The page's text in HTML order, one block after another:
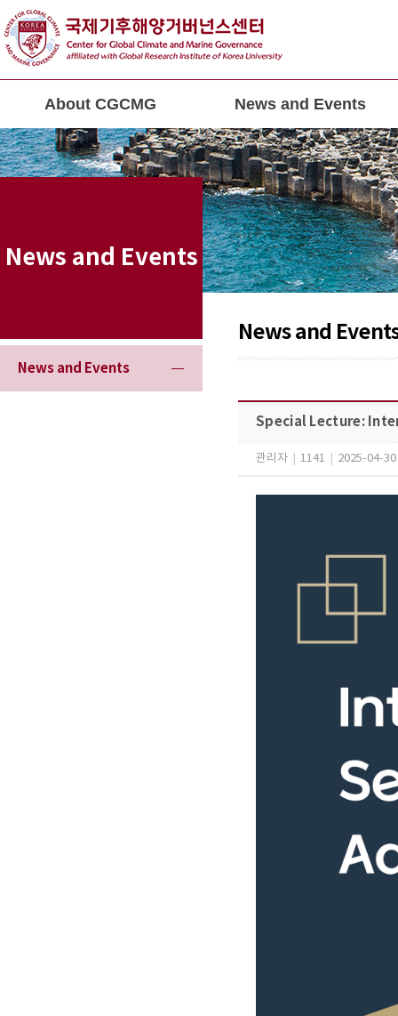
About CGCMG News and Events
News and Events
News and Events
News and
Special Lecture:
관리자 1141 2025-04-